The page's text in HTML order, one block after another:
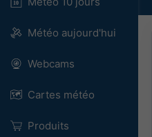
Météo aujourd'hui
Webcams
Cartes météo
Produits